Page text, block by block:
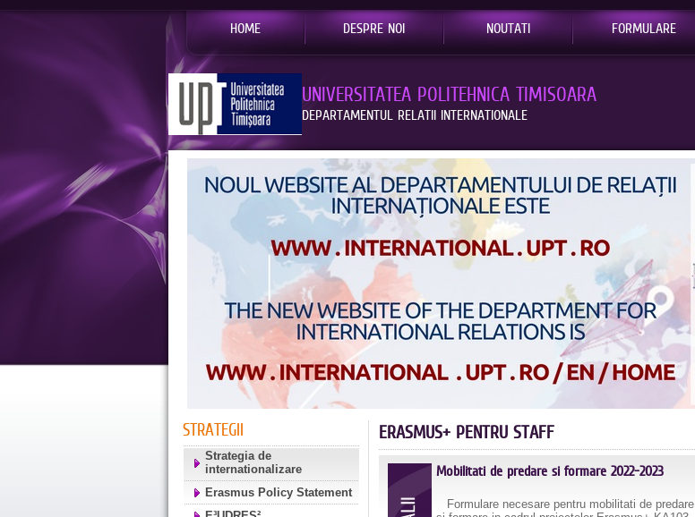
HOME DESPRE NOI NOUTATI FORMULARE
UNIVERSITATEA POLITEHNICA TIMISOARA
DEPARTAMENTUL RELATII INTERNATIONALE
STRATEGII
Strategia de
internationalizare
Erasmus Policy Statement
ERASMUS+ PENTRU STAFF
Mobilitati de predare si formare 2022-2023
Formulare necesare pentru mobilitati de predare